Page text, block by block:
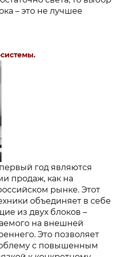
– это не лучшее
год являются
продаж, как на
рынке. Этот
объединяет в себе
из двух блоков –
на внешней
Это позволяет
с повышенным